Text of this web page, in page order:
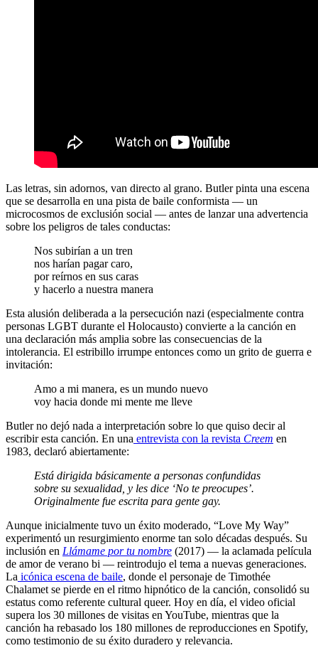
Las letras, sin adornos, van directo al grano. Butler pinta una escena
que se desarrolla en una pista de baile conformista — un
microcosmos de exclusión social — antes de lanzar una advertencia
sobre los peligros de tales conductas:
Nos subirían a un tren
nos harían pagar caro,
por reírnos en sus caras
y hacerlo a nuestra manera
Esta alusión deliberada a la persecución nazi (especialmente contra
personas LGBT durante el Holocausto) convierte a la canción en
una declaración más amplia sobre las consecuencias de la
intolerancia. El estribillo irrumpe entonces como un grito de guerra e
invitación:
Amo a mi manera, es un mundo nuevo
voy hacia donde mi mente me lleve
Butler no dejó nada a interpretación sobre lo que quiso decir al
escribir esta canción. En una entrevista con la revista Creem en
1983, declaró abiertamente:
Está dirigida básicamente a personas confundidas
sobre su sexualidad, y les dice ‘No te preocupes’.
Originalmente fue escrita para gente gay.
Aunque inicialmente tuvo un éxito moderado, “Love My Way”
experimentó un resurgimiento enorme tan solo décadas después. Su
inclusión en Llámame por tu nombre (2017) — la aclamada película
de amor de verano bi — reintrodujo el tema a nuevas generaciones.
La icónica escena de baile, donde el personaje de Timothée
Chalamet se pierde en el ritmo hipnótico de la canción, consolidó su
estatus como referente cultural queer. Hoy en día, el video oficial
supera los 30 millones de visitas en YouTube, mientras que la
canción ha rebasado los 180 millones de reproducciones en Spotify,
como testimonio de su éxito duradero y relevancia.